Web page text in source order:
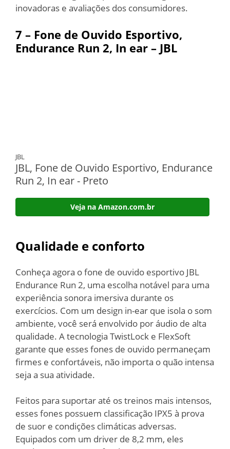
inovadoras e avaliações dos consumidores.
7 – Fone de Ouvido Esportivo,
Endurance Run 2, In ear – JBL
JBL
JBL, Fone de Ouvido Esportivo, Endurance
Run 2, In ear - Preto
Veja na Amazon.com.br
Qualidade e conforto
Conheça agora o fone de ouvido esportivo JBL
Endurance Run 2, uma escolha notável para uma
experiência sonora imersiva durante os
exercícios. Com um design in-ear que isola o som
ambiente, você será envolvido por áudio de alta
qualidade. A tecnologia TwistLock e FlexSoft
garante que esses fones de ouvido permaneçam
firmes e confortáveis, não importa o quão intensa
seja a sua atividade.
Feitos para suportar até os treinos mais intensos,
esses fones possuem classificação IPX5 à prova
de suor e condições climáticas adversas.
Equipados com um driver de 8,2 mm, eles